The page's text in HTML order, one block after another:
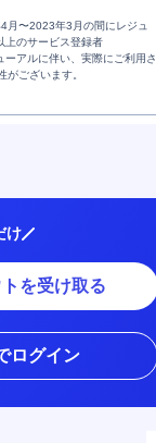
〜2023年3月の間にレジュ
上のサービス登録者
アルに伴い、実際にご利用さ
がございます。
け
を受け取る
ログイン